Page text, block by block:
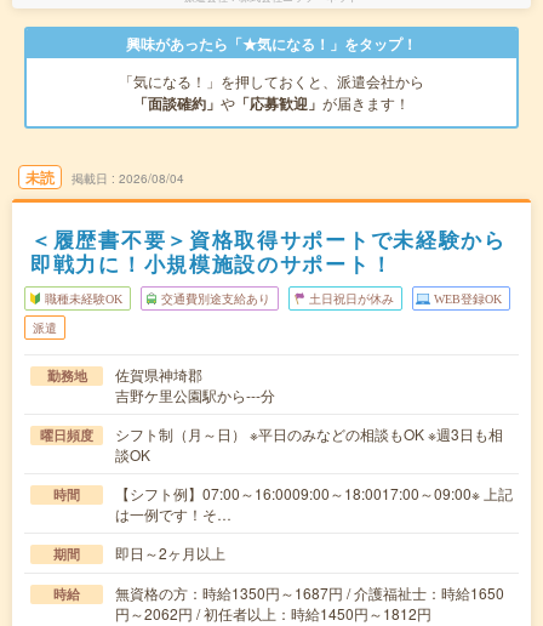
興味があったら「★気になる！」をタップ！
「気になる！」を押しておくと、派遣会社から
「面談確約」 や 「応募歓迎」 が届きます！
未読 掲載日 2026/08/04
＜履歴書不要＞資格取得サポートで未経験から
即戦力に！小規模施設のサポート！
職種未経験OK 交通費別途支給あり 土日祝日が休み WEB登録OK
派遣
勤務地
佐賀県神埼郡
吉野ケ里公園駅から---分
曜日頻度
シフト制（月～日） ※平日のみなどの相談もOK ※週3日も相
談OK
時間
【シフト例】07:00～16:0009:00～18:0017:00～09:00※ 上記
は一例です！そ…
期間 即日～2ヶ月以上
時給
無資格の方：時給1350円～1687円 / 介護福祉士：時給1650
円～2062円 / 初任者以上：時給1450円～1812円